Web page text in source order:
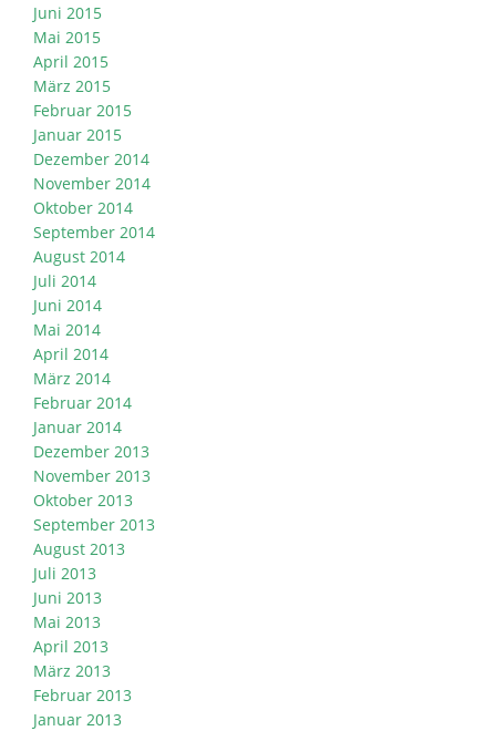
Juni 2015
Mai 2015
April 2015
März 2015
Februar 2015
Januar 2015
Dezember 2014
November 2014
Oktober 2014
September 2014
August 2014
Juli 2014
Juni 2014
Mai 2014
April 2014
März 2014
Februar 2014
Januar 2014
Dezember 2013
November 2013
Oktober 2013
September 2013
August 2013
Juli 2013
Juni 2013
Mai 2013
April 2013
März 2013
Februar 2013
Januar 2013